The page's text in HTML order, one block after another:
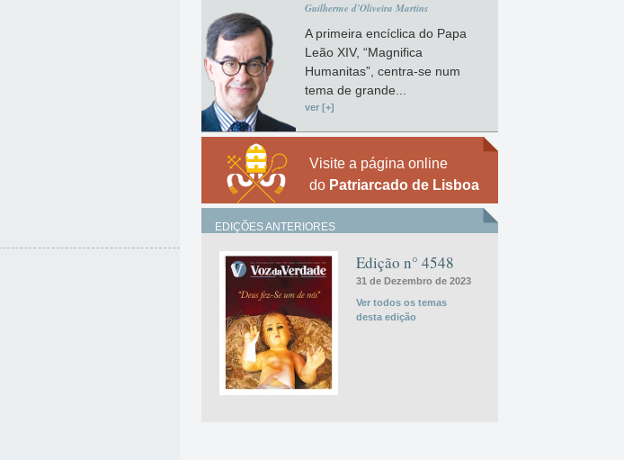
Guilherme d'Oliveira Martins
A primeira encíclica do Papa
Leão XIV, “Magnifica
Humanitas”, centra-se num
tema de grande...
ver [+]
Visite a página online
do Patriarcado de Lisboa
EDIÇÕES ANTERIORES
Edição n° 4548
31 de Dezembro de 2023
Ver todos os temas
desta edição